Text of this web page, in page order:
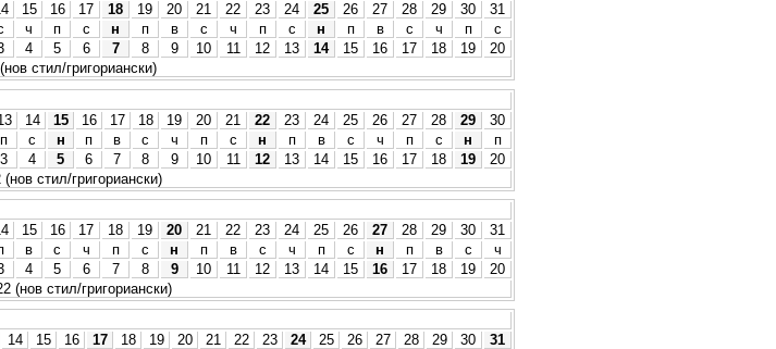
15 16 17 18 19 20 21 22 23 24 25 26 27 28 29 30
31
ч п с н п в с ч п с н п в с ч п
с
4 5 6 7 8 9 10 11 12 13 14 15 16 17 18 19
20
стил/григориански)
14 15 16 17 18 19 20 21 22 23 24 25 26 27 28 29
30
п с н п в с ч п с н п в с ч п с н
п
3 4 5 6 7 8 9 10 11 12 13 14 15 16 17 18 19
20
стил/григориански)
15 16 17 18 19 20 21 22 23 24 25 26 27 28 29 30
31
в с ч п с н п в с ч п с н п в с
ч
4 5 6 7 8 9 10 11 12 13 14 15 16 17 18 19
20
(нов стил/григориански)
14 15 16 17 18 19 20 21 22 23 24 25 26 27 28 29 30
31